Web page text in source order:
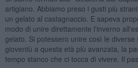
artigiano. Abbiamo preso i gusti più
un gelato al castagnaccio. E sapeva
modo di unire direttamente l'inverno
gelato. Si potessero unire così le diverse
gioventù a questa età più avanzata, la
tempo stanco che ci tocca di vivere. Il